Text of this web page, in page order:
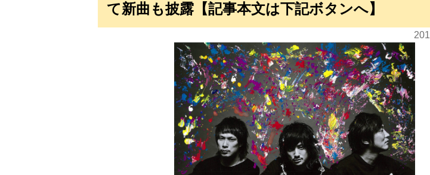
て新曲も披露【記事本文は下記ボタンへ】